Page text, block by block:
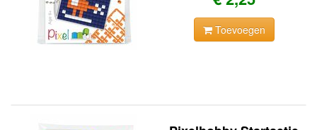
Toevoegen